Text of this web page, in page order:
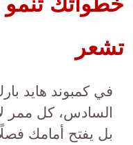
تشعر
في كمبوند هايد
السادس، كل ممر
بل يفتح أمامك